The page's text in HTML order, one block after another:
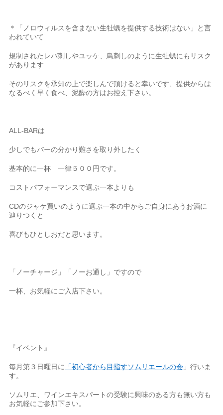
＊「ノロウィルスを含まない生牡蠣を提供する技術はない」と言
われていて
規制されたレバ刺しやユッケ、鳥刺しのように生牡蠣にもリスク
があります
そのリスクを承知の上で楽しんで頂けると幸いです、提供からは
なるべく早く食べ、泥酔の方はお控え下さい。
ALL-BARは
少しでもバーの分かり難さを取り外したく
基本的に一杯 一律５００円です。
コストパフォーマンスで選ぶ一本よりも
CDのジャケ買いのように選ぶ一本の中からご自身にあうお酒に
辿りつくと
喜びもひとしおだと思います。
「ノーチャージ」「ノーお通し」ですので
一杯、お気軽にご入店下さい。
『イベント』
毎月第３日曜日に 「初心者から目指すソムリエールの会 」行いま
す。
ソムリエ、ワインエキスパートの受験に興味のある方も無い方も
お気軽にご参加下さい。